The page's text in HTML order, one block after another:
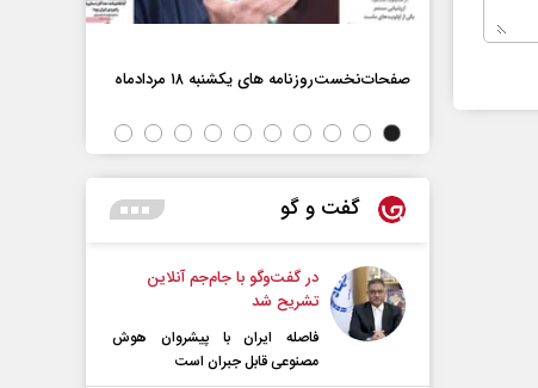
صفحات‌نخست‌روزنامه ها‌ی یکشنبه ۱۸ مردادماه
گفت و گو
در گفت‌و‌گو با جام‌جم آنلاین
تشریح شد
فاصله ایران با پیشرو‌ان هوش
مصنوعی قابل جبران است